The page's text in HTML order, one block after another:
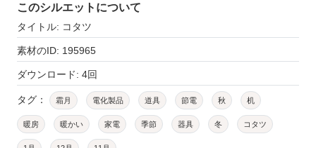
このシルエットについて
タイトル: コタツ
素材のID: 195965
ダウンロード: 4回
タグ： 霜月 電化製品 道具 節電 秋 机
暖房 暖かい 家電 季節 器具 冬 コタツ